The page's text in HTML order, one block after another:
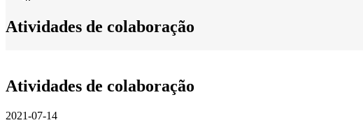
Atividades de colaboração
Atividades de colaboração
2021-07-14